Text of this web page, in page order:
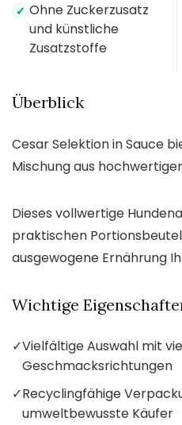
✓ Ohne Zuckerzusatz
und künstliche
Zusatzstoffe
Überblick
Cesar Selektion in Sauce
Mischung aus
Dieses vollwertige
praktischen
ausgewogene Ernährung
Wichtige
✓Vielfältige Auswahl mit
Geschmacksrichtungen
✓Recyclingfähige
umweltbewusste Käufer